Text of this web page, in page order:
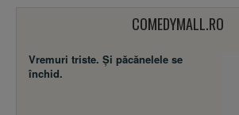
COMEDYMALL.RO
Vremuri triste. Şi păcănelele se
închid.